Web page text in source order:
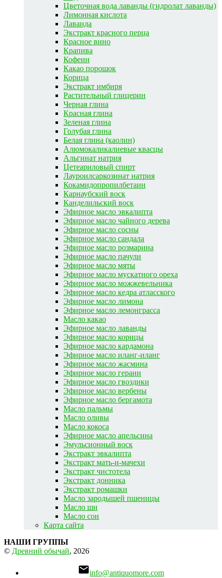
Цветочная вода лаванды (гидролат лаванды)
Лимонная кислота
Лаванда
Экстракт красного перца
Красное вино
Крапива
Кофеин
Какао порошок
Корица
Экстракт имбиря
Растительный глицерин
Черная глина
Красная глина
Зеленая глина
Голубая глина
Белая глина (каолин)
Алюмокаликалиевые квасцы
Альгинат натрия
Цетеариловый спирт
Лауроилсаркозинат натрия
Кокамидопропилбетаин
Карнаубский воск
Канделильский воск
Эфирное масло эвкалипта
Эфирное масло чайного дерева
Эфирное масло сосны
Эфирное масло сандала
Эфирное масло розмарина
Эфирное масло пачули
Эфирное масло мяты
Эфирное масло мускатного ореха
Эфирное масло можжевельника
Эфирное масло кедра атласского
Эфирное масло лимона
Эфирное масло лемонграсса
Масло какао
Эфирное масло лаванды
Эфирное масло корицы
Эфирное масло кардамона
Эфирное масло иланг-иланг
Эфирное масло жасмина
Эфирное масло герани
Эфирное масло гвоздики
Эфирное масло вербены
Эфирное масло бергамота
Масло пальмы
Масло оливы
Масло кокоса
Эфирное масло апельсина
Эмульсионный воск
Экстракт эвкалипта
Экстракт мать-и-мачехи
Экстракт чистотела
Экстракт донника
Экстракт ромашки
Масло зародышей пшеницы
Масло ши
Масло сои
Карта сайта
НАШИ ГРУППЫ
© Древний обычай, 2026
info@antiquomore.com